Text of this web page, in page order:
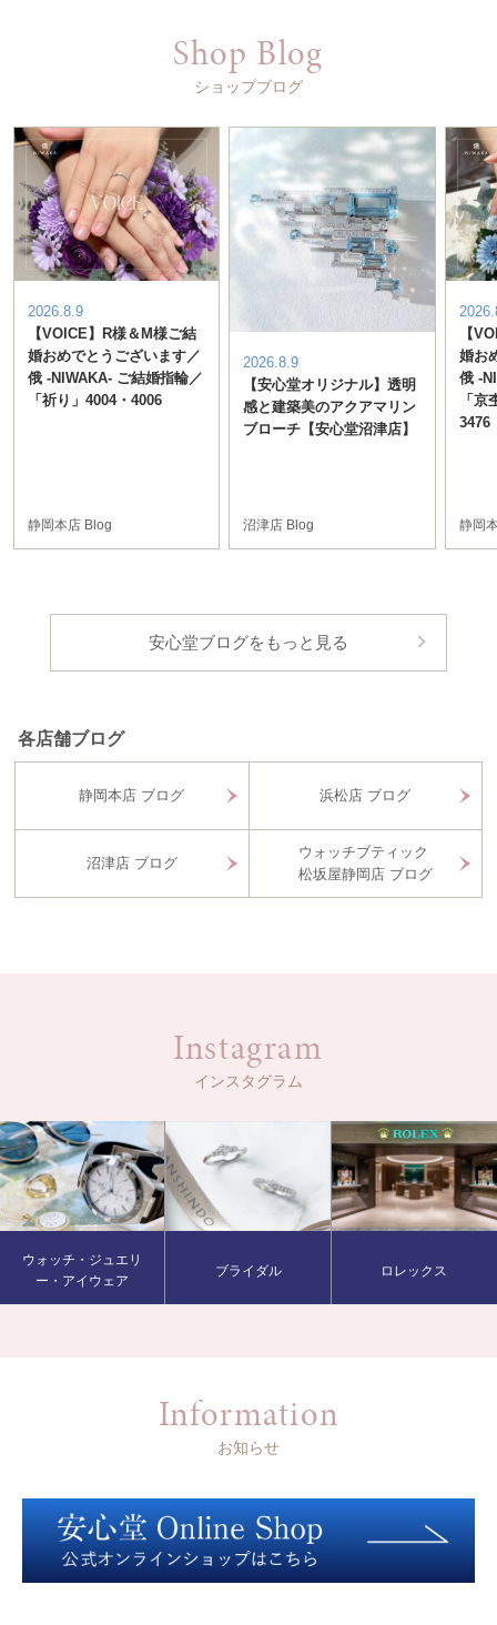
Shop Blog
ショップブログ
2026.8.9
【VOICE】R様＆M様ご結
婚おめでとうございます／
俄 -NIWAKA- ご結婚指輪／
「祈り」4004・4006
静岡本店 Blog
2026.8.9
【安心堂オリジナル】透明
感と建築美のアクアマリン
ブローチ【安心堂沼津店】
沼津店 Blog
表示
【
婚お
俄 -
「京
3476
静岡
安心堂ブログをもっと見る
各店舗ブログ
静岡本店 ブログ 浜松店 ブログ
沼津店 ブログ
ウォッチブティック
松坂屋静岡店 ブログ
Instagram
インスタグラム
ウォッチ・ジュエリ
ー・アイウェア
ブライダル ロレックス
Information
お知らせ